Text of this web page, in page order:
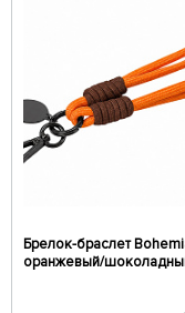
Брелок-браслет
оранжевый/